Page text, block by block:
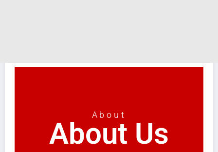
About
About Us